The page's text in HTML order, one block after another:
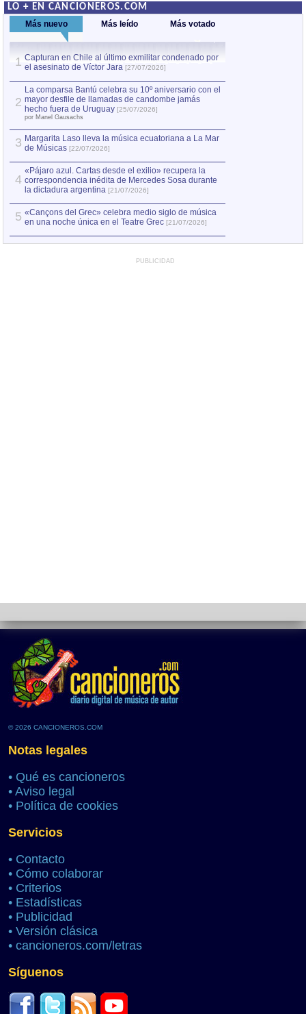
LO + EN CANCIONEROS.COM
Más nuevo Más leído Más votado
1 Capturan en Chile al último exmilitar condenado por
el asesinato de Víctor Jara [27/07/2026]
2
La comparsa Bantú celebra su 10º aniversario con el
mayor desfile de llamadas de candombe jamás
hecho fuera de Uruguay [25/07/2026]
por Manel Gausachs
3 Margarita Laso lleva la música ecuatoriana a La Mar
de Músicas [22/07/2026]
4
«Pájaro azul. Cartas desde el exilio» recupera la
correspondencia inédita de Mercedes Sosa durante
la dictadura argentina [21/07/2026]
5 «Cançons del Grec» celebra medio siglo de música
en una noche única en el Teatre Grec [21/07/2026]
PUBLICIDAD
© 2026 CANCIONEROS.COM
Notas legales
• Qué es cancioneros
• Aviso legal
• Política de cookies
Servicios
• Contacto
• Cómo colaborar
• Criterios
• Estadísticas
• Publicidad
• Versión clásica
• cancioneros.com/letras
Síguenos